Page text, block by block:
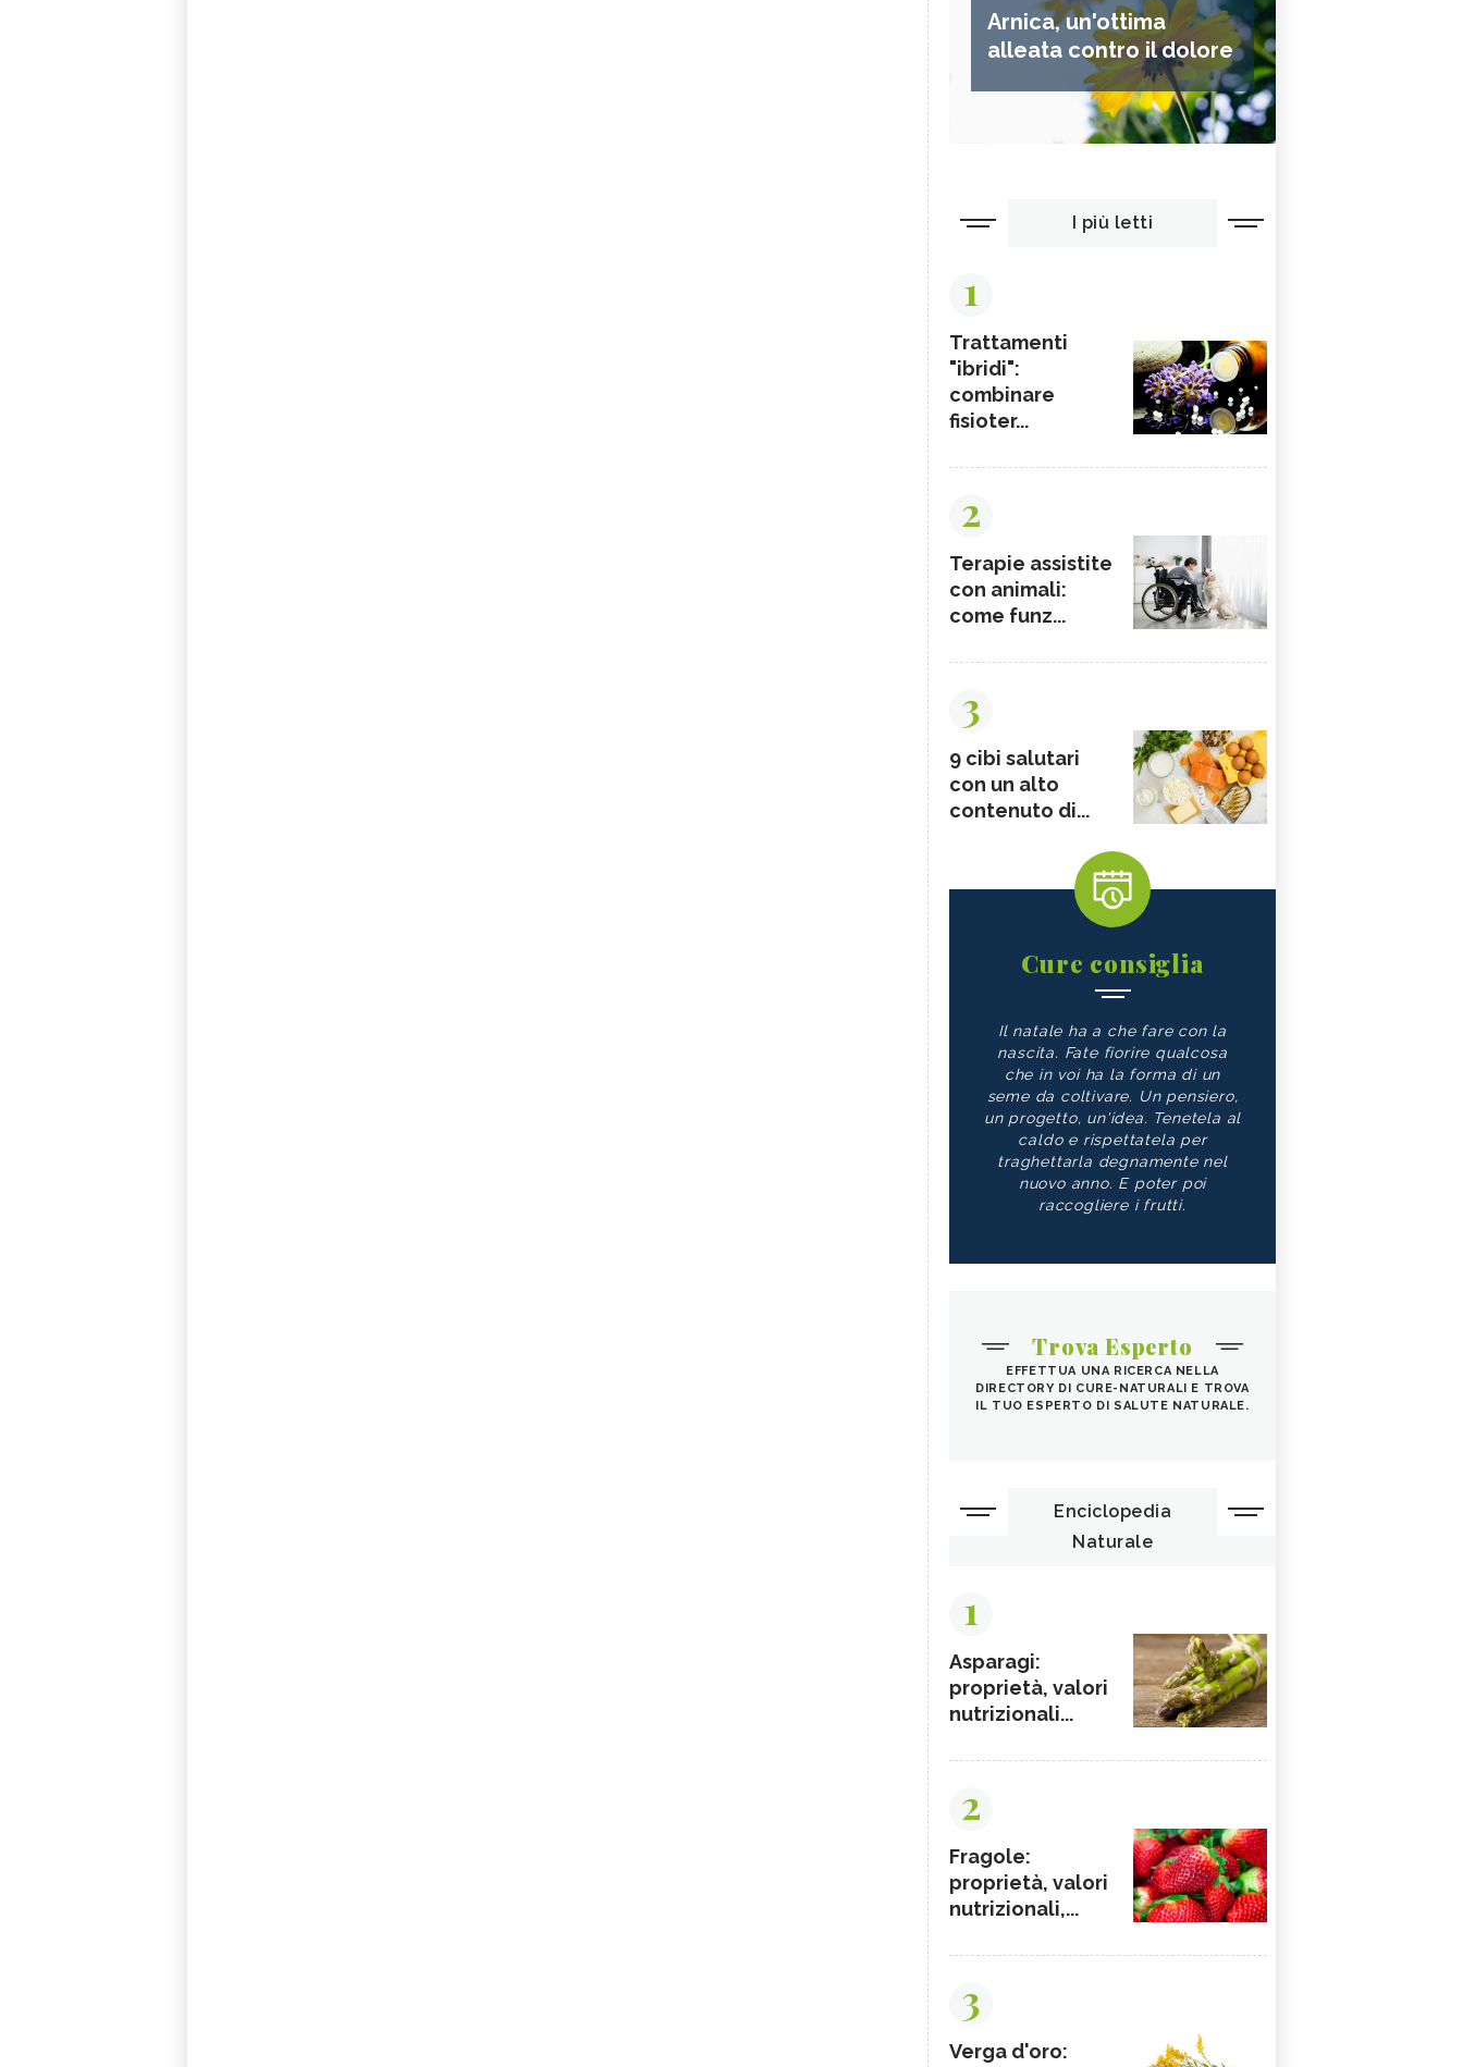
Arnica, un'ottima
alleata contro il dolore
I più letti
1
Trattamenti
"ibridi":
combinare
fisioter...
2
Terapie assistite
con animali:
come funz...
3
9 cibi salutari
con un alto
contenuto di...
Cure consiglia
Il natale ha a che fare con la
nascita. Fate fiorire qualcosa
che in voi ha la forma di un
seme da coltivare. Un pensiero,
un progetto, un'idea. Tenetela al
caldo e rispettatela per
traghettarla degnamente nel
nuovo anno. E poter poi
raccogliere i frutti.
Trova Esperto
EFFETTUA UNA RICERCA NELLA
DIRECTORY DI CURE-NATURALI E TROVA
IL TUO ESPERTO DI SALUTE NATURALE.
Enciclopedia
Naturale
1
Asparagi:
proprietà, valori
nutrizionali...
2
Fragole:
proprietà, valori
nutrizionali,...
3
Verga d'oro: